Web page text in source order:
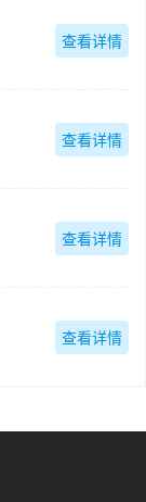
查看详情
查看详情
查看详情
查看详情